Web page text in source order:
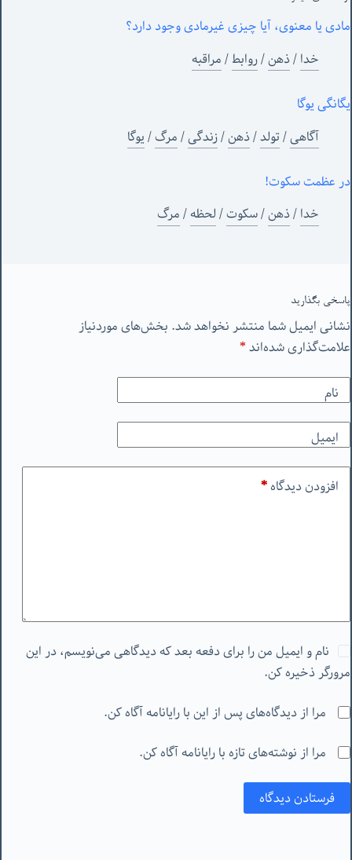
مادی یا معنوی، آیا چیزی غیرمادی وجود دارد؟
خدا/ذهن/روابط/مراقبه
یگانگی یوگا
آگاهی/تولد/ذهن/زندگی/مرگ/یوگا
در عظمت سکوت!
خدا/ذهن/سکوت/لحظه/مرگ
پاسخی بگذارید
نشانی ایمیل شما منتشر نخواهد شد. بخش‌های موردنیاز
علامت‌گذاری شده‌اند*
نام
ایمیل
افزودن دیدگاه*
نام و ایمیل من را برای دفعه بعد که دیدگاهی می‌نویسم، در این
مرورگر ذخیره کن.
مرا از دیدگاه‌های پس از این با رایانامه آگاه کن.
مرا از نوشته‌های تازه با رایانامه آگاه کن.
فرستادن دیدگاه